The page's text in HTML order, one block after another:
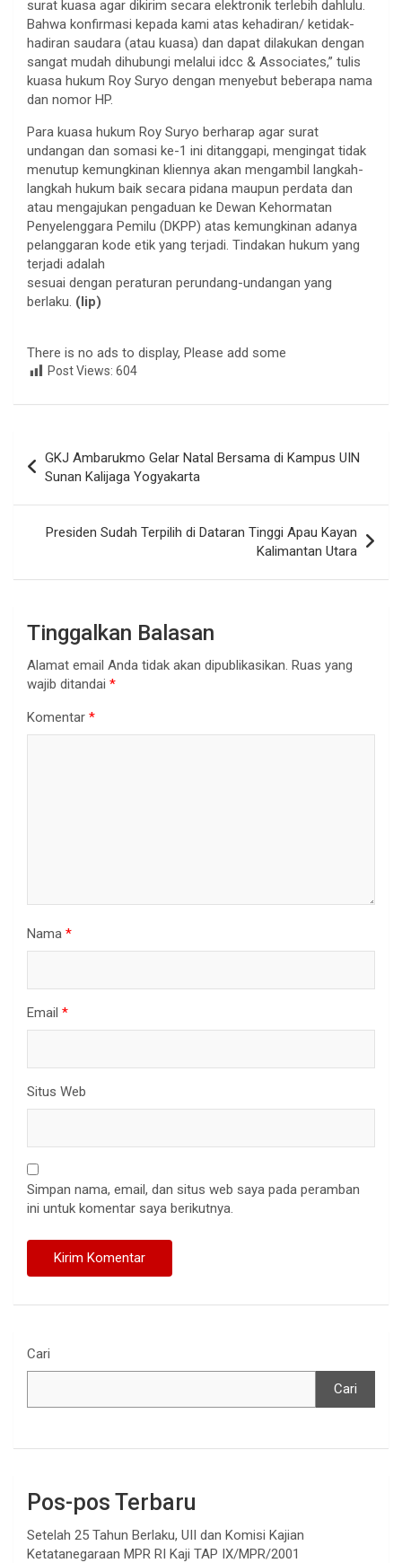
surat kuasa agar dikirim secara elektronik terlebih dahlulu.
Bahwa konfirmasi kepada kami atas kehadiran/ ketidak-
hadiran saudara (atau kuasa) dan dapat dilakukan dengan
sangat mudah dihubungi melalui idcc & Associates,” tulis
kuasa hukum Roy Suryo dengan menyebut beberapa nama
dan nomor HP.
Para kuasa hukum Roy Suryo berharap agar surat
undangan dan somasi ke-1 ini ditanggapi, mengingat tidak
menutup kemungkinan kliennya akan mengambil langkah-
langkah hukum baik secara pidana maupun perdata dan
atau mengajukan pengaduan ke Dewan Kehormatan
Penyelenggara Pemilu (DKPP) atas kemungkinan adanya
pelanggaran kode etik yang terjadi. Tindakan hukum yang
terjadi adalah
sesuai dengan peraturan perundang-undangan yang
berlaku. (lip)
There is no ads to display, Please add some
Post Views: 604
pos
GKJ Ambarukmo Gelar Natal Bersama di Kampus UIN
Sunan Kalijaga Yogyakarta
Presiden Sudah Terpilih di Dataran Tinggi Apau Kayan
Kalimantan Utara
Tinggalkan Balasan
Alamat email Anda tidak akan dipublikasikan. Ruas yang
wajib ditandai *
Komentar *
Nama *
Email *
Situs Web
Simpan nama, email, dan situs web saya pada peramban
ini untuk komentar saya berikutnya.
Cari
Cari
Pos-pos Terbaru
Setelah 25 Tahun Berlaku, UII dan Komisi Kajian
Ketatanegaraan MPR RI Kaji TAP IX/MPR/2001